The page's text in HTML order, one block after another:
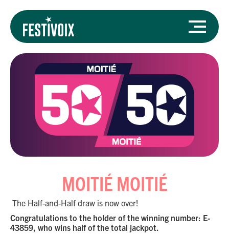
MOITIÉ MOITIÉ
The Half-and-Half draw is now over!
Congratulations to the holder of the winning number: E-
43859, who wins half of the total jackpot.